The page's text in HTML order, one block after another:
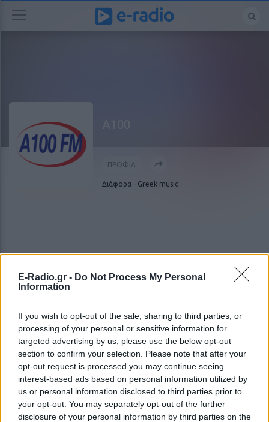
E-Radio.gr - Do Not Process My Personal
Information
If you wish to opt-out of the sale, sharing to third parties, or
processing of your personal or sensitive information for
targeted advertising by us, please use the below opt-out
section to confirm your selection. Please note that after your
opt-out request is processed you may continue seeing
interest-based ads based on personal information utilized by
us or personal information disclosed to third parties prior to
your opt-out. You may separately opt-out of the further
disclosure of your personal information by third parties on the
ΠΡΟΦΙΛ
Διάφορα - Greek music
ΡΟΗ ΠΟΛΙΤΙΣΜΟΣ
Ελικόπτερο προσγειώθηκε στο Σαρακήνικο για
να κάνουν μπάνιο οι επιβάτες του